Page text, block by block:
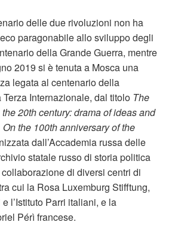
delle due rivoluzioni non ha
paragonabile allo sviluppo degli
della Grande Guerra, mentre
2019 si è tenuta a Mosca una
legata al centenario della
Internazionale, dal titolo The
20th century: drama of ideas and
the 100th anniversary of the
dall’Accademia russa delle
statale russo di storia politica
di diversi centri di
cui la Rosa Luxemburg Stifftung,
e l’Istituto Parri italiani, e la
Pérì francese.